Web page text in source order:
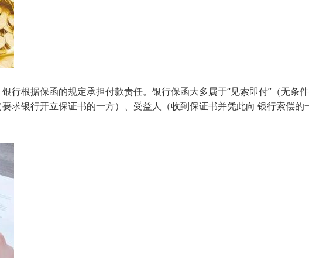
行根据保函的规定承担付款责任。银行保函大多属于“见索即付”（无条
求银行开立保证书的一方）、受益人（收到保证书并凭此向 银行索偿的